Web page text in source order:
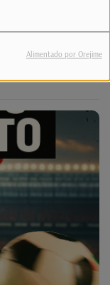
Alimentado por Orejime